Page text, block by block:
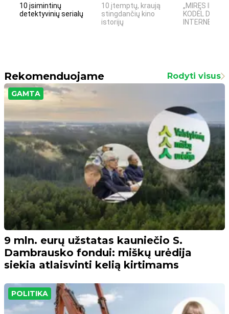
10 įsimintinų
detektyvinių serialų
10 įtemptų, kraują
stingdančių kino
istorijų
„MIRĘS
KODĖL
INTERNETO
Rekomenduojame Rodyti visus
GAMTA
9 mln. eurų užstatas kauniečio S.
Dambrausko fondui: miškų urėdija
siekia atlaisvinti kelią kirtimams
POLITIKA